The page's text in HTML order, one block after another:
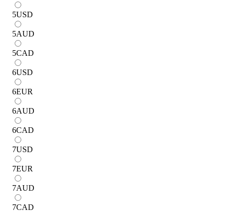
5USD
5AUD
5CAD
6USD
6EUR
6AUD
6CAD
7USD
7EUR
7AUD
7CAD